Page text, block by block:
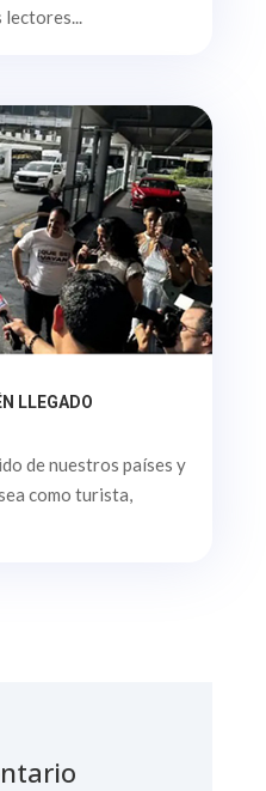
lectores...
LLEGADO
de nuestros países y
como turista,